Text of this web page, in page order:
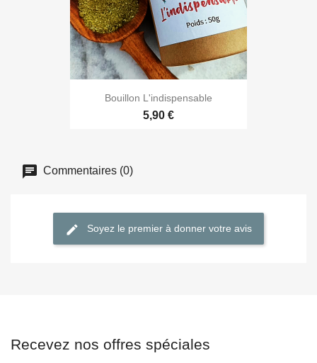
Bouillon L'indispensable
5,90 €
Commentaires (0)
Soyez le premier à donner votre avis
Recevez nos offres spéciales